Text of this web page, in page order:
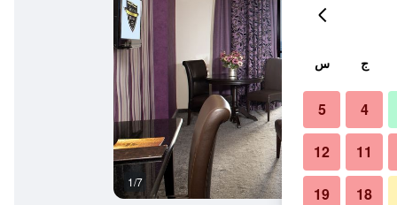
1/7
ج س
4
5
11
12
18
19